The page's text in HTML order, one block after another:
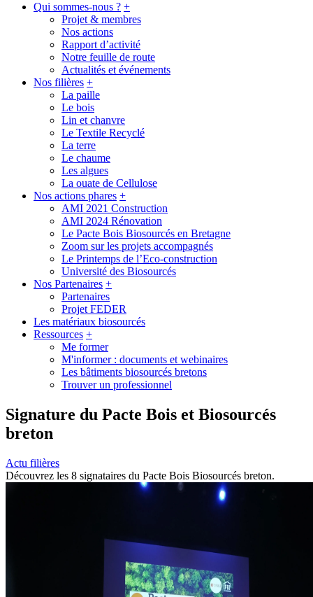
Qui sommes-nous ? +
Projet & membres
Nos actions
Rapport d’activité
Notre feuille de route
Actualités et événements
Nos filières +
La paille
Le bois
Lin et chanvre
Le Textile Recyclé
La terre
Le chaume
Les algues
La ouate de Cellulose
Nos actions phares +
AMI 2021 Construction
AMI 2024 Rénovation
Le Pacte Bois Biosourcés en Bretagne
Zoom sur les projets accompagnés
Le Printemps de l’Eco-construction
Université des Biosourcés
Nos Partenaires +
Partenaires
Projet FEDER
Les matériaux biosourcés
Ressources +
Me former
M'informer : documents et webinaires
Les bâtiments biosourcés bretons
Trouver un professionnel
Signature du Pacte Bois et Biosourcés
breton
Actu filières
Découvrez les 8 signataires du Pacte Bois Biosourcés breton.